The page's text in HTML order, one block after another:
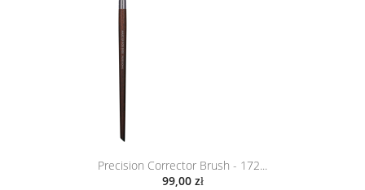
Precision Corrector Brush - 172...
99,00 zł